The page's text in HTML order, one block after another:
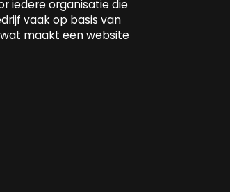
iedere organisatie die
vaak op basis van
maakt een website